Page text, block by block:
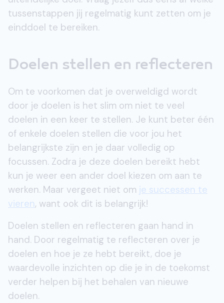
tussenstappen jij regelmatig kunt zetten om je
einddoel te bereiken.
Doelen stellen en reflecteren
Om te voorkomen dat je overweldigd wordt
door je doelen is het slim om niet te veel
doelen in een keer te stellen. Je kunt beter één
of enkele doelen stellen die voor jou het
belangrijkste zijn en je daar volledig op
focussen. Zodra je deze doelen bereikt hebt
kun je weer een ander doel kiezen om aan te
werken. Maar vergeet niet om je successen te
vieren, want ook dit is belangrijk!
Doelen stellen en reflecteren gaan hand in
hand. Door regelmatig te reflecteren over je
doelen en hoe je ze hebt bereikt, doe je
waardevolle inzichten op die je in de toekomst
verder helpen bij het behalen van nieuwe
doelen.